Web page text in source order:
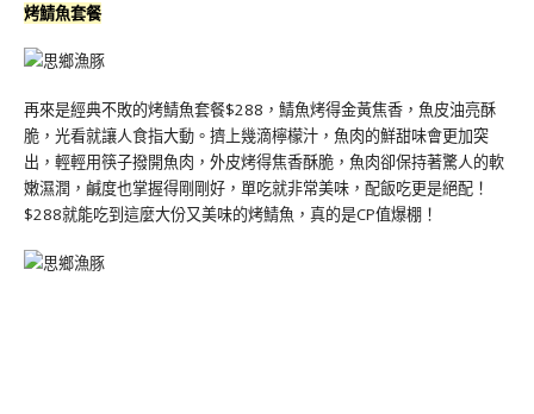
烤鯖魚套餐
再來是經典不敗的烤鯖魚套餐$288，鯖魚烤得金黃焦香，魚皮油亮酥
脆，光看就讓人食指大動。擠上幾滴檸檬汁，魚肉的鮮甜味會更加突
出，輕輕用筷子撥開魚肉，外皮烤得焦香酥脆，魚肉卻保持著驚人的軟
嫩濕潤，鹹度也掌握得剛剛好，單吃就非常美味，配飯吃更是絕配！
$288就能吃到這麼大份又美味的烤鯖魚，真的是CP值爆棚！